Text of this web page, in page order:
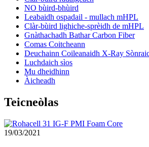
NO bùird-bhùird
Leabaidh ospadail - mullach mHPL
Clàr-bùird lighiche-sprèidh de mHPL
Gnàthachadh Bathar Carbon Fiber
Comas Coitcheann
Deuchainn Coileanaidh X-Ray
Luchdaich sìos
Mu dheidhinn
Àicheadh
Teicneòlas
19/03/2021